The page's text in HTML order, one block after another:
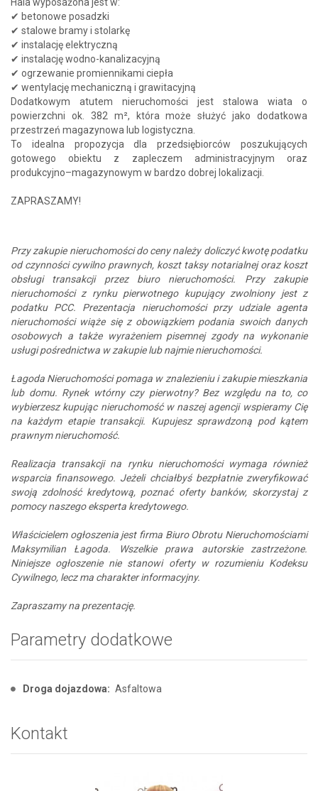
✔ betonowe posadzki
✔ stalowe bramy i stolarkę
✔ instalację elektryczną
✔ instalację wodno-kanalizacyjną
✔ ogrzewanie promiennikami ciepła
✔ wentylację mechaniczną i grawitacyjną
Dodatkowym atutem nieruchomości jest stalowa wiata o
powierzchni ok. 382 m², która może służyć jako dodatkowa
przestrzeń magazynowa lub logistyczna.
To idealna propozycja dla przedsiębiorców poszukujących
gotowego obiektu z zapleczem administracyjnym oraz
produkcyjno–magazynowym w bardzo dobrej lokalizacji.
ZAPRASZAMY!
Przy zakupie nieruchomości do ceny należy doliczyć kwotę podatku
od czynności cywilno prawnych, koszt taksy notarialnej oraz koszt
obsługi transakcji przez biuro nieruchomości. Przy zakupie
nieruchomości z rynku pierwotnego kupujący zwolniony jest z
podatku PCC. Prezentacja nieruchomości przy udziale agenta
nieruchomości wiąże się z obowiązkiem podania swoich danych
osobowych a także wyrażeniem pisemnej zgody na wykonanie
usługi pośrednictwa w zakupie lub najmie nieruchomości.
Łagoda Nieruchomości pomaga w znalezieniu i zakupie mieszkania
lub domu. Rynek wtórny czy pierwotny? Bez względu na to, co
wybierzesz kupując nieruchomość w naszej agencji wspieramy Cię
na każdym etapie transakcji. Kupujesz sprawdzoną pod kątem
prawnym nieruchomość.
Realizacja transakcji na rynku nieruchomości wymaga również
wsparcia finansowego. Jeżeli chciałbyś bezpłatnie zweryfikować
swoją zdolność kredytową, poznać oferty banków, skorzystaj z
pomocy naszego eksperta kredytowego.
Właścicielem ogłoszenia jest firma Biuro Obrotu Nieruchomościami
Maksymilian Łagoda. Wszelkie prawa autorskie zastrzeżone.
Niniejsze ogłoszenie nie stanowi oferty w rozumieniu Kodeksu
Cywilnego, lecz ma charakter informacyjny.
Zapraszamy na prezentację.
Parametry dodatkowe
Droga dojazdowa: Asfaltowa
Kontakt